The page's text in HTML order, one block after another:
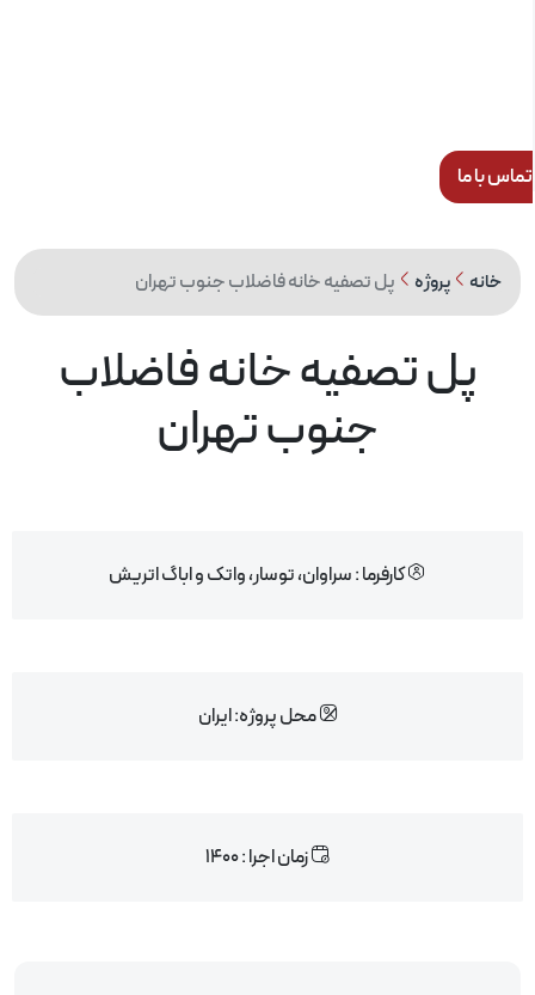
با ما
خانه پروژه پل تصفیه خانه فاضلاب جنوب تهران
پل تصفیه خانه فاضلاب
جنوب تهران
کارفرما : سراوان، توسار، واتک و اباگ اتريش
محل پروژه: ایران
زمان اجرا : 1400